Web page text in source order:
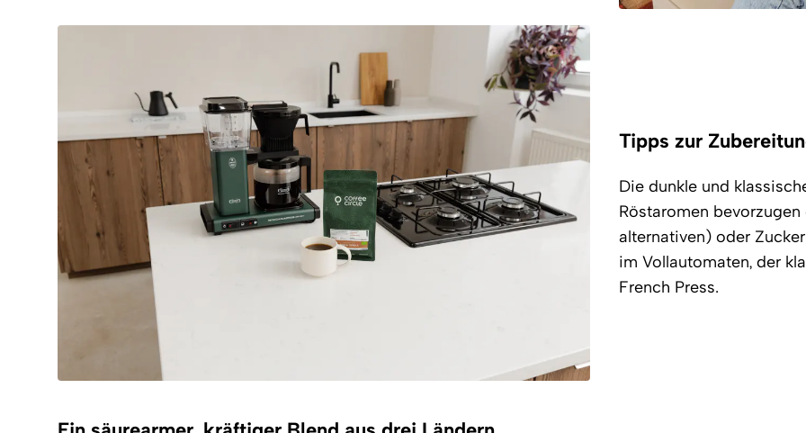
Tipps zur
Die dunkle und
Röstaromen
alternativen) oder
im Vollautomaten, der
French Press.